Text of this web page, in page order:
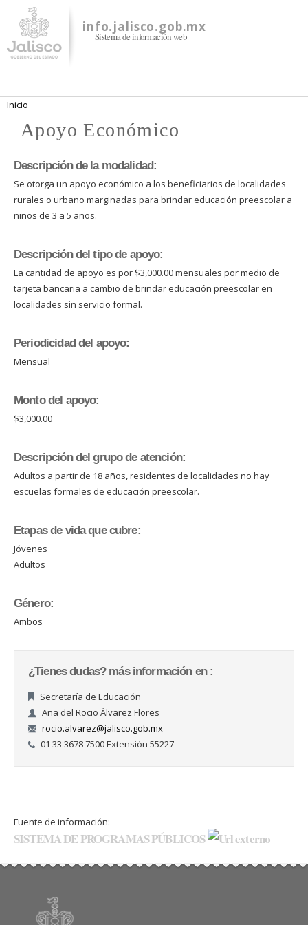
contenido
principal
info.jalisco.gob.mx
Sistema de información web
Se encuentra usted aquí
Inicio
Apoyo Económico
Descripción de la modalidad:
Se otorga un apoyo económico a los beneficiarios de localidades
rurales o urbano marginadas para brindar educación preescolar a
niños de 3 a 5 años.
Descripción del tipo de apoyo:
La cantidad de apoyo es por $3,000.00 mensuales por medio de
tarjeta bancaria a cambio de brindar educación preescolar en
localidades sin servicio formal.
Periodicidad del apoyo:
Mensual
Monto del apoyo:
$3,000.00
Descripción del grupo de atención:
Adultos a partir de 18 años, residentes de localidades no hay
escuelas formales de educación preescolar.
Etapas de vida que cubre:
Jóvenes
Adultos
Género:
Ambos
¿Tienes dudas? más información en :
Secretaría de Educación
Ana del Rocio Álvarez Flores
rocio.alvarez@jalisco.gob.mx
01 33 3678 7500 Extensión 55227
Fuente de información:
SISTEMA DE PROGRAMAS PÚBLICOS